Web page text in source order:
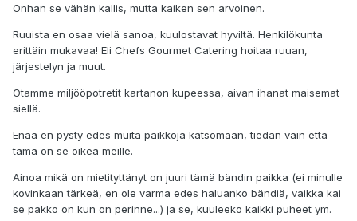
Onhan se vähän kallis, mutta kaiken sen arvoinen.
Ruuista en osaa vielä sanoa, kuulostavat hyviltä. Henkilökunta
erittäin mukavaa! Eli Chefs Gourmet Catering hoitaa ruuan,
järjestelyn ja muut.
Otamme miljööpotretit kartanon kupeessa, aivan ihanat maisemat
siellä.
Enää en pysty edes muita paikkoja katsomaan, tiedän vain että
tämä on se oikea meille.
Ainoa mikä on mietityttänyt on juuri tämä bändin paikka (ei minulle
kovinkaan tärkeä, en ole varma edes haluanko bändiä, vaikka kai
se pakko on kun on perinne...) ja se, kuuleeko kaikki puheet ym.